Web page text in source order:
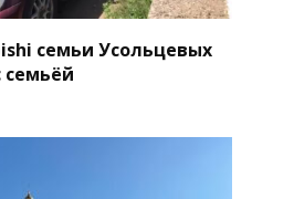
семьи Усольцевых
семьёй